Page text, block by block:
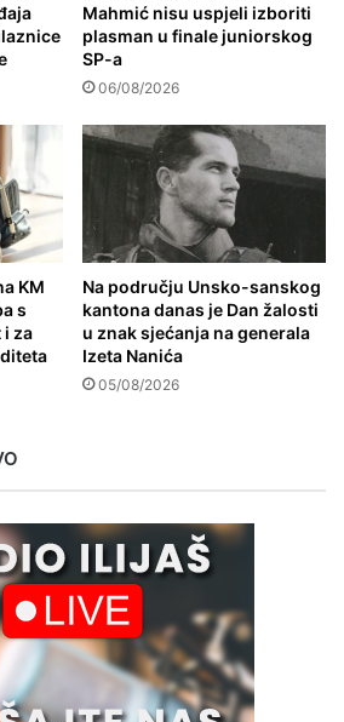
Mahmić nisu uspjeli izboriti
plasman u finale juniorskog
SP-a
06/08/2026
KM
s
za
Na području Unsko-sanskog
kantona danas je Dan žalosti
u znak sjećanja na generala
Izeta Nanića
05/08/2026